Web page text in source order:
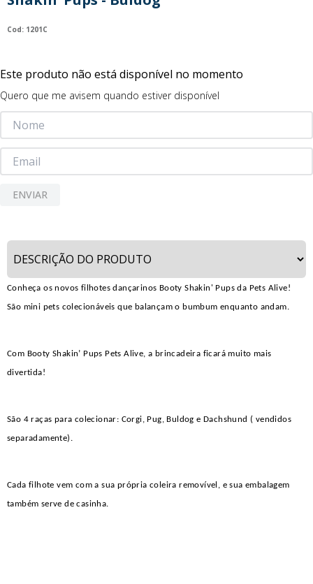
: 1201C
Este produto não está disponível no momento
Quero que me avisem quando estiver disponível
ENVIAR
Conheça os novos filhotes dançarinos Booty Shakin' Pups da Pets Alive!
São mini pets colecionáveis que balançam o bumbum enquanto andam.
Com Booty Shakin’ Pups Pets Alive, a brincadeira ficará muito mais
divertida!
São 4 raças para colecionar: Corgi, Pug, Buldog e Dachshund ( vendidos
separadamente).
Cada filhote vem com a sua própria coleira removível, e sua embalagem
também serve de casinha.
guerreiras kpop